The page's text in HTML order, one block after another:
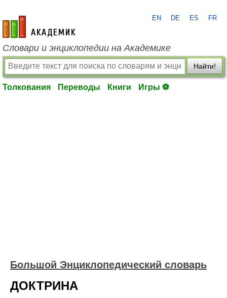
academic.ru
EN DE ES FR
Словари и энциклопедии на Академике
Найти!
Толкования Переводы Книги Игры ⚽
Большой Энциклопедический словарь
ДОКТРИНА